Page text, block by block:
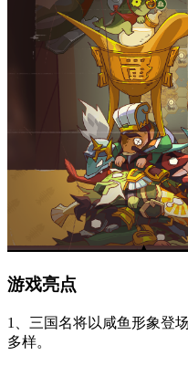
游戏亮点
1、三国名将以咸鱼形象登
多样。